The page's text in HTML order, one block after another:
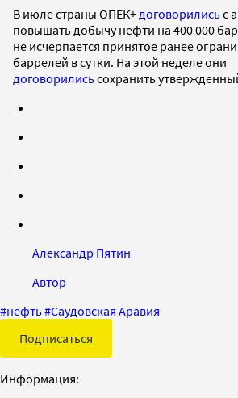
В июле страны ОПЕК+ договорилисьс
повышать добычу нефти на 400 000
не исчерпается принятое ранее
баррелей в сутки. На этой неделе они
договорилисьсохранить
Александр Пятин
Автор
#нефть#Саудовская Аравия
Подписаться
Информация: